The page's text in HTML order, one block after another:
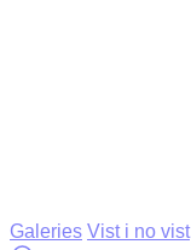
Galeries Vist i no vist